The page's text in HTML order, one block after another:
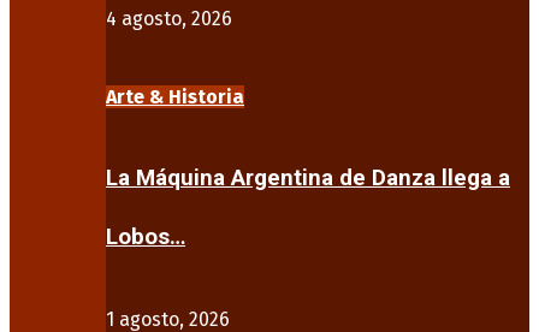
4 agosto, 2026
Arte & Historia
La Máquina Argentina de Danza llega a
Lobos…
1 agosto, 2026